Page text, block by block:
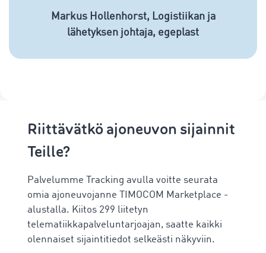
Markus Hollenhorst, Logistiikan ja
lähetyksen johtaja, egeplast
Riittävätkö ajoneuvon sijainnit
Teille?
Palvelumme Tracking avulla voitte seurata
omia ajoneuvojanne TIMOCOM Marketplace -
alustalla. Kiitos 299 liitetyn
telematiikkapalveluntarjoajan, saatte kaikki
olennaiset sijaintitiedot selkeästi näkyviin.